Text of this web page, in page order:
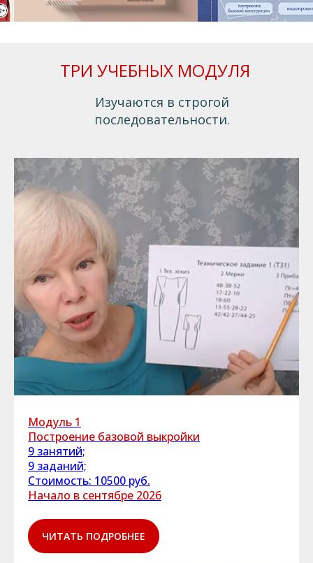
ТРИ УЧЕБНЫХ МОДУЛЯ
Изучаются в строгой
последовательности.
Модуль 1
Построение базовой выкройки
9 занятий;
9 заданий;
Стоимость: 10500 руб.
Начало в сентябре 2026
ЧИТАТЬ ПОДРОБНЕЕ